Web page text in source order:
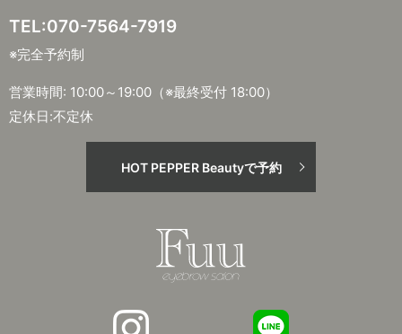
TEL:070-7564-7919
※完全予約制
営業時間: 10:00～19:00（※最終受付 18:00）
定休日:不定休
HOT PEPPER Beautyで予約